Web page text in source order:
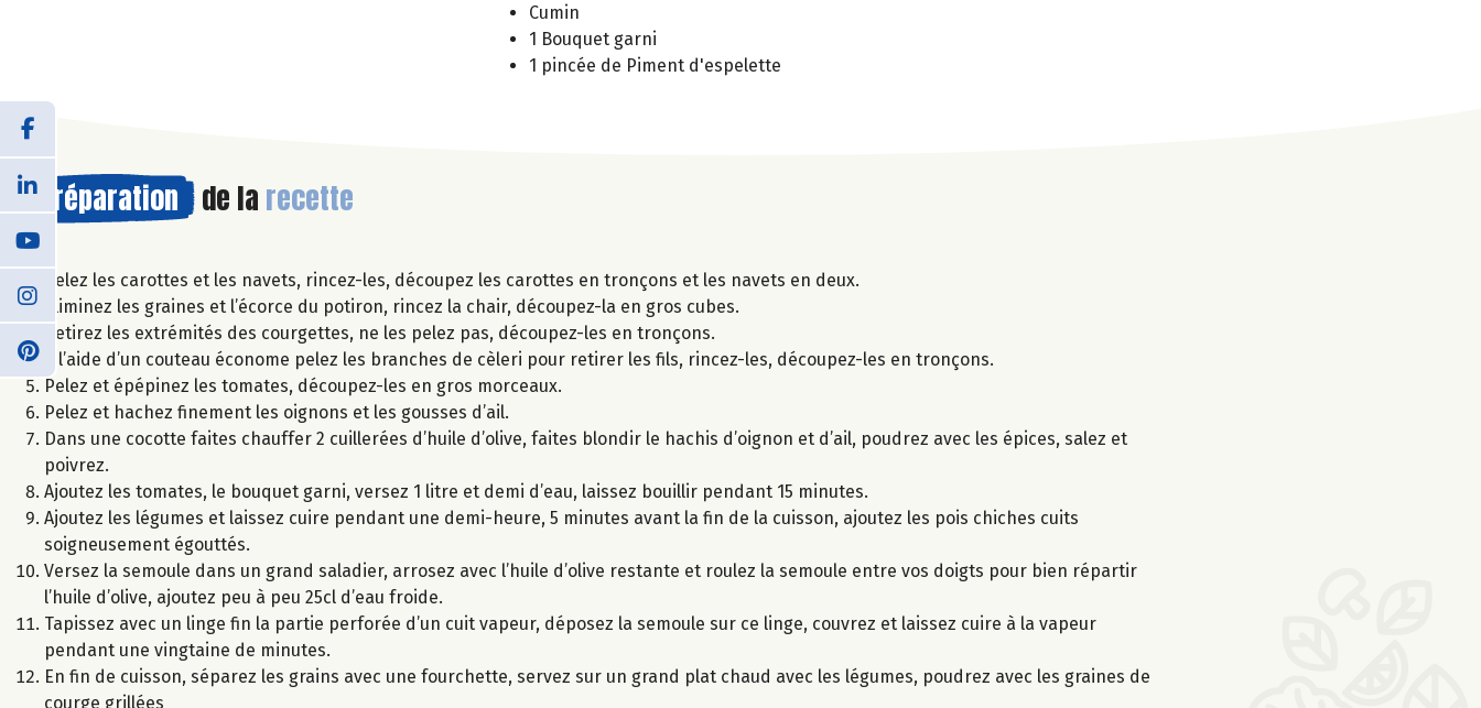
Cumin
1 Bouquet garni
1 pincée de Piment d'espelette
Préparation de la recette
Pelez les carottes et les navets, rincez-les, découpez les carottes en tronçons et les navets en deux.
Eliminez les graines et l’écorce du potiron, rincez la chair, découpez-la en gros cubes.
Retirez les extrémités des courgettes, ne les pelez pas, découpez-les en tronçons.
A l’aide d’un couteau économe pelez les branches de cèleri pour retirer les fils, rincez-les, découpez-les en tronçons.
Pelez et épépinez les tomates, découpez-les en gros morceaux.
Pelez et hachez finement les oignons et les gousses d’ail.
Dans une cocotte faites chauffer 2 cuillerées d’huile d’olive, faites blondir le hachis d’oignon et d’ail, poudrez avec les épices, salez et
poivrez.
Ajoutez les tomates, le bouquet garni, versez 1 litre et demi d’eau, laissez bouillir pendant 15 minutes.
Ajoutez les légumes et laissez cuire pendant une demi-heure, 5 minutes avant la fin de la cuisson, ajoutez les pois chiches cuits
soigneusement égouttés.
Versez la semoule dans un grand saladier, arrosez avec l’huile d’olive restante et roulez la semoule entre vos doigts pour bien répartir
l’huile d’olive, ajoutez peu à peu 25cl d’eau froide.
Tapissez avec un linge fin la partie perforée d’un cuit vapeur, déposez la semoule sur ce linge, couvrez et laissez cuire à la vapeur
pendant une vingtaine de minutes.
En fin de cuisson, séparez les grains avec une fourchette, servez sur un grand plat chaud avec les légumes, poudrez avec les graines de
courge grillées